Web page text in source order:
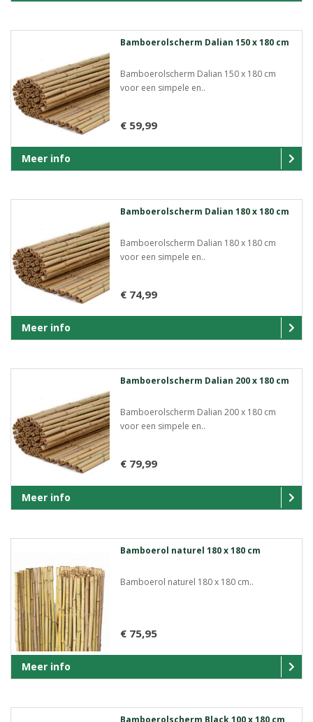
Bamboerolscherm Dalian 150 x 180 cm
Bamboerolscherm Dalian 150 x 180 cm
voor een simpele en..
€ 59,99
Meer info
Bamboerolscherm Dalian 180 x 180 cm
Bamboerolscherm Dalian 180 x 180 cm
voor een simpele en..
€ 74,99
Meer info
Bamboerolscherm Dalian 200 x 180 cm
Bamboerolscherm Dalian 200 x 180 cm
voor een simpele en..
€ 79,99
Meer info
Bamboerol naturel 180 x 180 cm
Bamboerol naturel 180 x 180 cm..
€ 75,95
Meer info